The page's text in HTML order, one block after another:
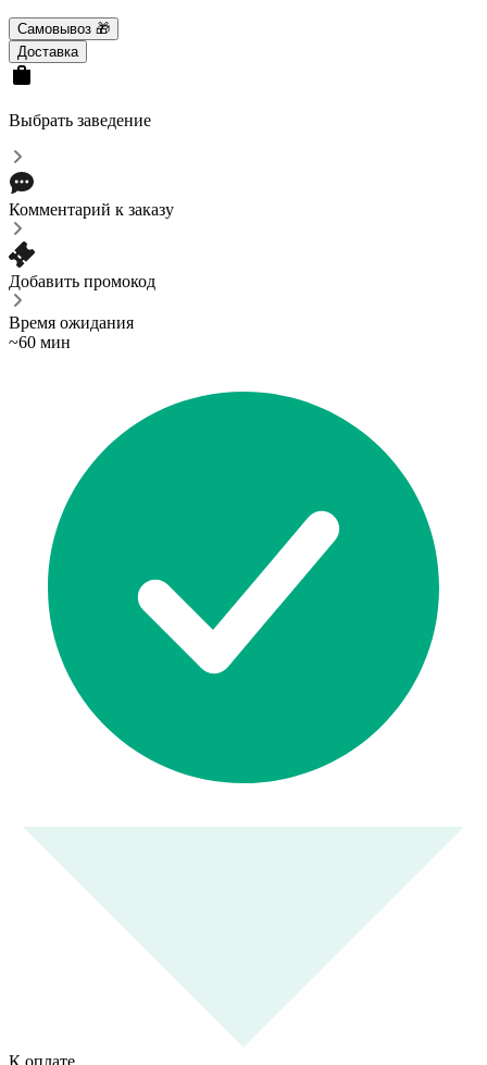
Самовывоз 🎁
Доставка
Выбрать заведение
Комментарий к заказу
Добавить промокод
Время ожидания
~60 мин
К оплате